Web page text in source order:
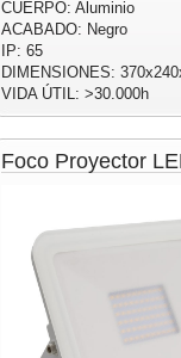
CUERPO: Aluminio
ACABADO: Negro
IP: 65
DIMENSIONES:
VIDA ÚTIL: >30.000h
Foco Proyector